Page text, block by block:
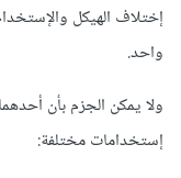
إختلاف الهيكل
واحد.
ولا يمكن الجزم بأن
إستخدامات مختلفة: